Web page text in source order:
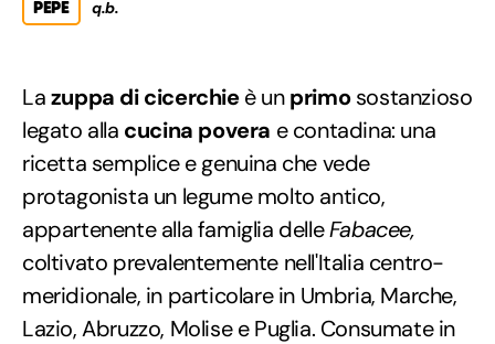
PEPE q.b.
Lazuppa di cicerchieè unprimosostanzioso
legato alla cucina povera e contadina: una
ricetta semplice e genuina che vede
protagonista un legume molto antico,
appartenente alla famiglia delleFabacee,
coltivato prevalentemente nell'Italia centro-
meridionale, in particolare in Umbria, Marche,
Lazio, Abruzzo, Molise e Puglia. Consumate in